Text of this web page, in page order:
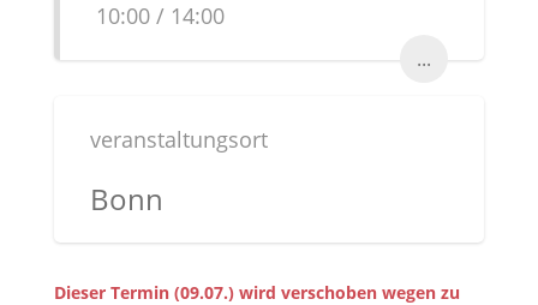
10:00 / 14:00
...
veranstaltungsort
Bonn
Dieser Termin (09.07.) wird verschoben wegen zu